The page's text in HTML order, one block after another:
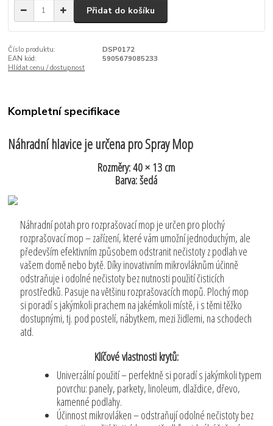
Přidat do košíku
Číslo produktu:
DSP0172
EAN kód:
5905679085233
Hlídat cenu / dostupnost
Kompletní specifikace
Náhradní hlavice je určena pro Spray Mop
Rozměry: 40 × 13 cm
Barva: šedá
Náhradní potah pro rozprašovací mop je určen pro plochý
rozprašovací mop – zařízení, které vám umožní jednoduchým, ale
především efektivním způsobem odstranit nečistoty z podlah ve
vašem domě nebo bytě. Díky inovativním mikrovláknům účinně
odstraňuje i odolné nečistoty bez nutnosti použití čisticích
prostředků. Pasuje na většinu rozprašovacích mopů. Plochý mop
si poradí s jakýmkoli prachem na jakémkoli místě, i s těmi těžko
dostupnými, tj. pod postelí, nábytkem, mezi židlemi, na schodech
atd.
Klíčové vlastnosti krytů:
Univerzální použití – perfektně si poradí s jakýmkoli typem
povrchu: panely, parkety, linoleum, dlaždice, dřevo,
kamenné podlahy.
Účinnost mikrovláken – odstraňují odolné nečistoty bez